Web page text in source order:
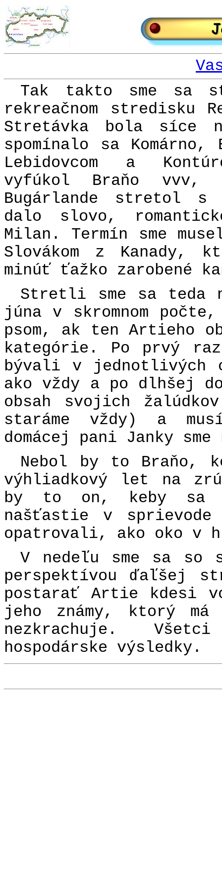
Tak takto sme sa
rekreačnom
Stretávka bola síce
spomínalo sa
Lebidovcom a
vyfúkol Braňo
Bugárlande stretol s
dalo slovo,
Milan. Termín sme
Slovákom z
minúť ťažko zarobené
Stretli sme sa teda
júna v skromnom
psom, ak ten Artieho
kategórie. Po prvý
bývali v
ako vždy a po dlhšej
obsah svojich
staráme vždy) a
domácej pani Janky
Nebol by to Braňo,
výhliadkový let na
by to on, keby sa
našťastie v
opatrovali, ako oko v
V nedeľu sme sa
perspektívou ďaľšej
postarať Artie kdesi
jeho známy, ktorý
nezkrachuje.
hospodárske výsledky.